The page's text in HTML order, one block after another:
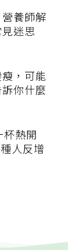
養師解
迷思
，可能
你什麼
熱開
人反增